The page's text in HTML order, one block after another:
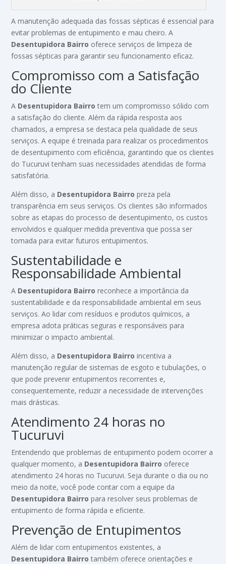
A manutenção adequada das fossas sépticas é essencial para
evitar problemas de entupimento e mau cheiro. A
Desentupidora Bairro oferece serviços de limpeza de
fossas sépticas para garantir seu funcionamento eficaz.
Compromisso com a Satisfação
do Cliente
A Desentupidora Bairro tem um compromisso sólido com
a satisfação do cliente. Além da rápida resposta aos
chamados, a empresa se destaca pela qualidade de seus
serviços. A equipe é treinada para realizar os procedimentos
de desentupimento com eficiência, garantindo que os clientes
do Tucuruvi tenham suas necessidades atendidas de forma
satisfatória.
Além disso, a Desentupidora Bairro preza pela
transparência em seus serviços. Os clientes são informados
sobre as etapas do processo de desentupimento, os custos
envolvidos e qualquer medida preventiva que possa ser
tomada para evitar futuros entupimentos.
Sustentabilidade e
Responsabilidade Ambiental
A Desentupidora Bairro reconhece a importância da
sustentabilidade e da responsabilidade ambiental em seus
serviços. Ao lidar com resíduos e produtos químicos, a
empresa adota práticas seguras e responsáveis para
minimizar o impacto ambiental.
Além disso, a Desentupidora Bairro incentiva a
manutenção regular de sistemas de esgoto e tubulações, o
que pode prevenir entupimentos recorrentes e,
consequentemente, reduzir a necessidade de intervenções
mais drásticas.
Atendimento 24 horas no
Tucuruvi
Entendendo que problemas de entupimento podem ocorrer a
qualquer momento, a Desentupidora Bairro oferece
atendimento 24 horas no Tucuruvi. Seja durante o dia ou no
meio da noite, você pode contar com a equipe da
Desentupidora Bairro para resolver seus problemas de
entupimento de forma rápida e eficiente.
Prevenção de Entupimentos
Além de lidar com entupimentos existentes, a
Desentupidora Bairro também oferece orientações e